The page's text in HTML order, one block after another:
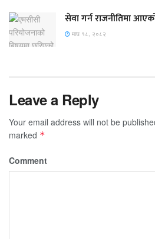
सेवा गर्न राजनीतिमा
माघ १८, २०८२
Leave a Reply
Your email address will not be
marked *
Comment